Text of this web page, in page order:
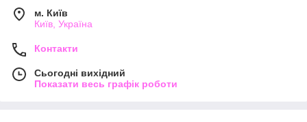
м. Київ
Київ, Україна
Контакти
Сьогодні вихідний
Показати весь графік роботи